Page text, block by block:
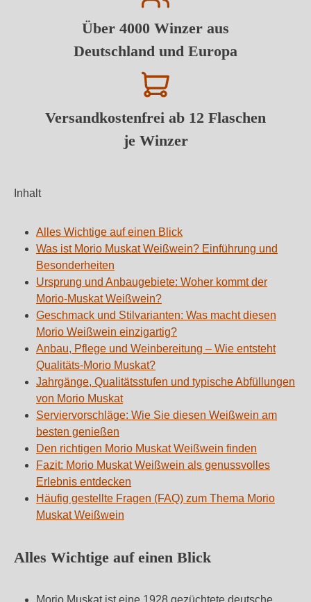
Über 4000 Winzer aus
Deutschland und Europa
Versandkostenfrei ab 12 Flaschen
je Winzer
Inhalt
Alles Wichtige auf einen Blick
Was ist Morio Muskat Weißwein? Einführung und
Besonderheiten
Ursprung und Anbaugebiete: Woher kommt der
Morio-Muskat Weißwein?
Geschmack und Stilvarianten: Was macht diesen
Morio Weißwein einzigartig?
Anbau, Pflege und Weinbereitung – Wie entsteht
Qualitäts-Morio Muskat?
Jahrgänge, Qualitätsstufen und typische Abfüllungen
von Morio Muskat
Serviervorschläge: Wie Sie diesen Weißwein am
besten genießen
Den richtigen Morio Muskat Weißwein finden
Fazit: Morio Muskat Weißwein als genussvolles
Erlebnis entdecken
Häufig gestellte Fragen (FAQ) zum Thema Morio
Muskat Weißwein
Alles Wichtige auf einen Blick
Morio Muskat ist eine 1928 gezüchtete deutsche